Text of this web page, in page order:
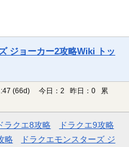
ジョーカー2攻略Wiki トッ
(66d)
今日：2 昨日：0 累
ラクエ8攻略
ドラクエ9攻略
略 ドラクエモンスターズ ジ